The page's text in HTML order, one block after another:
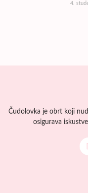
4.
Čudolovka je obrt koji
osigurava